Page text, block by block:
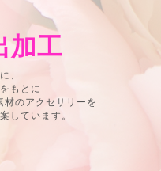
加工
、
もとに
材のアクセサリーを
しています。